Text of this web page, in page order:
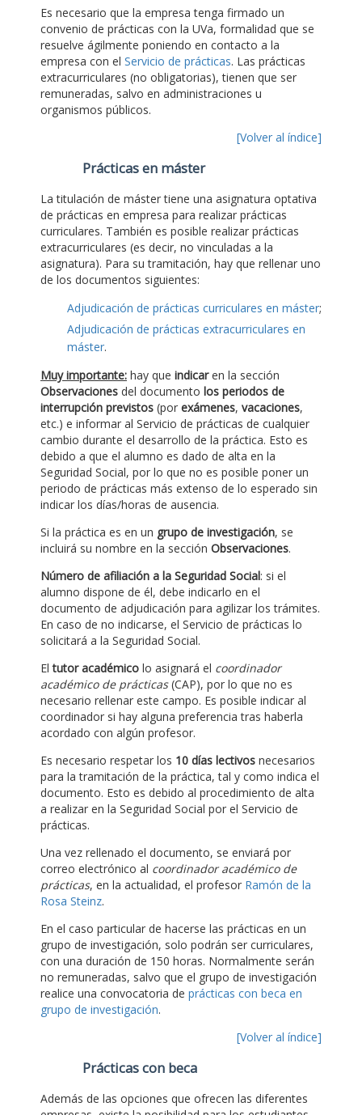
Es necesario que la empresa tenga firmado un
convenio de prácticas con la UVa, formalidad que se
resuelve ágilmente poniendo en contacto a la
empresa con el Servicio de prácticas. Las prácticas
extracurriculares (no obligatorias), tienen que ser
remuneradas, salvo en administraciones u
organismos públicos.
[Volver al índice]
Prácticas en máster
La titulación de máster tiene una asignatura optativa
de prácticas en empresa para realizar prácticas
curriculares. También es posible realizar prácticas
extracurriculares (es decir, no vinculadas a la
asignatura). Para su tramitación, hay que rellenar uno
de los documentos siguientes:
Adjudicación de prácticas curriculares en máster;
Adjudicación de prácticas extracurriculares en
máster.
Muy importante: hay que indicaren la sección
Observaciones del documento los periodos de
interrupción previstos (por exámenes, vacaciones,
etc.) e informar al Servicio de prácticas de cualquier
cambio durante el desarrollo de la práctica. Esto es
debido a que el alumno es dado de alta en la
Seguridad Social, por lo que no es posible poner un
periodo de prácticas más extenso de lo esperado sin
indicar los días/horas de ausencia.
Si la práctica es en un grupo de investigación, se
incluirá su nombre en la sección Observaciones.
Número de afiliación a la Seguridad Social: si el
alumno dispone de él, debe indicarlo en el
documento de adjudicación para agilizar los trámites.
En caso de no indicarse, el Servicio de prácticas lo
solicitará a la Seguridad Social.
Eltutor académico lo asignará el coordinador
académico de prácticas(CAP), por lo que no es
necesario rellenar este campo. Es posible indicar al
coordinador si hay alguna preferencia tras haberla
acordado con algún profesor.
Es necesario respetar los 10 días lectivos necesarios
para la tramitación de la práctica, tal y como indica el
documento. Esto es debido al procedimiento de alta
a realizar en la Seguridad Social por el Servicio de
prácticas.
Una vez rellenado el documento, se enviará por
correo electrónico al coordinador académico de
prácticas, en la actualidad, el profesor Ramón de la
Rosa Steinz.
En el caso particular de hacerse las prácticas en un
grupo de investigación, solo podrán ser curriculares,
con una duración de 150 horas. Normalmente serán
no remuneradas, salvo que el grupo de investigación
realice una convocatoria de prácticas con beca en
grupo de investigación.
[Volver al índice]
Prácticas con beca
Además de las opciones que ofrecen las diferentes